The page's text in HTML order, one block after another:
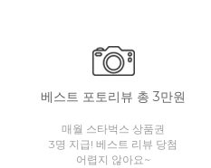
베스트 포토리뷰 총 3만원
매월 스타벅스 상품권
3명 지급! 베스트 리뷰 당첨
어렵지 않아요~